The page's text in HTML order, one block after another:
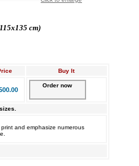
cm)
Buy It
Order now
and emphasize numerous